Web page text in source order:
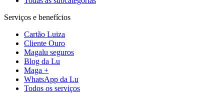
Serviços e benefícios
Cartão Luiza
Cliente Ouro
Magalu seguros
Blog da Lu
Maga +
WhatsApp da Lu
Todos os serviços